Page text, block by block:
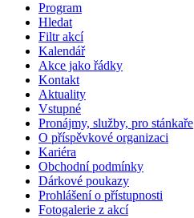
Program
Hledat
Filtr akcí
Kalendář
Akce jako řádky
Kontakt
Aktuality
Vstupné
Pronájmy, služby, pro stánkaře
O příspěvkové organizaci
Kariéra
Obchodní podmínky
Dárkové poukazy
Prohlášení o přístupnosti
Fotogalerie z akcí